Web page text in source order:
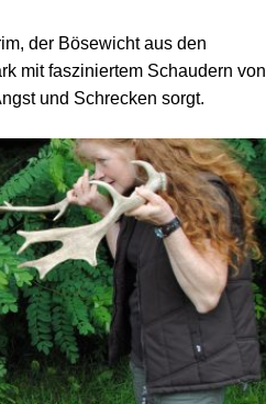
der Bösewicht aus den
mit fasziniertem Schaudern von
und Schrecken sorgt.